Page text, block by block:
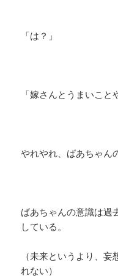
「は？」
「嫁さんとうまいこと
やれやれ、ばあちゃん
ばあちゃんの意識は過
している。
（未来というより、
れない）